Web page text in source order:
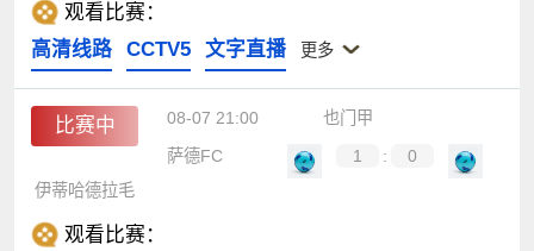
观看比赛：
高清线路
CCTV5 文字直播 更多
比赛中 08-07 21:00
也门甲
萨德FC
1 :
0
伊蒂哈德拉毛
观看比赛：